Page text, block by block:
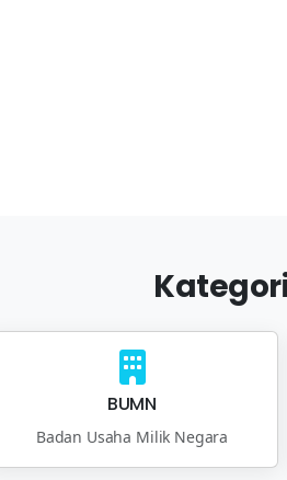
BUMN
Badan Usaha Milik Negara